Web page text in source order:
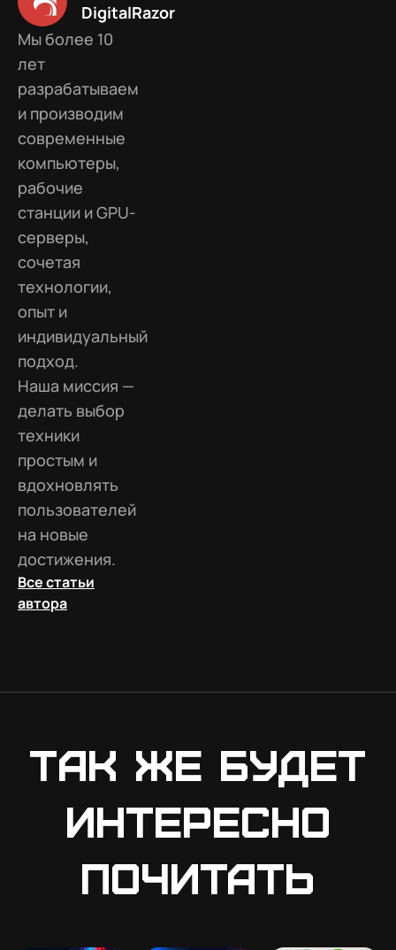
DigitalRazor
Мы более 10
лет
разрабатываем
и производим
современные
компьютеры,
рабочие
станции и GPU-
серверы,
сочетая
технологии,
опыт и
индивидуальный
подход.
Наша миссия —
делать выбор
техники
простым и
вдохновлять
пользователей
на новые
достижения.
Все статьи
автора
Так же будет
интересно
почитать